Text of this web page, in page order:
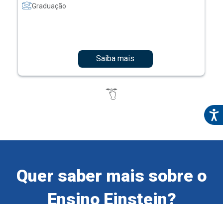
Graduação
Saiba mais
Quer saber mais sobre o
Ensino Einstein?